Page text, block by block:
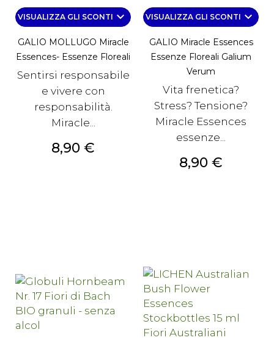
VISUALIZZA GLI SCONTI keyboard_arrow_down
GALIO MOLLUGO Miracle
Essences- Essenze Floreali
Sentirsi responsabile
e vivere con
responsabilità.
Miracle...
Prezzo
8,90 €
VISUALIZZA GLI SCONTI keyboard_arrow_down
GALIO Miracle Essences
Essenze Floreali Galium
Verum
Vita frenetica?
Stress? Tensione?
Miracle Essences
essenze...
Prezzo
8,90 €